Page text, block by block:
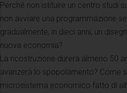
Perché non istituire un centro studi
non avviare una programmazione
gradualmente, in dieci anni, un
nuova economia?
La ricostruzione durerà almeno 50
avanzerà lo spopolamento? Come
microsistema economico fatto di